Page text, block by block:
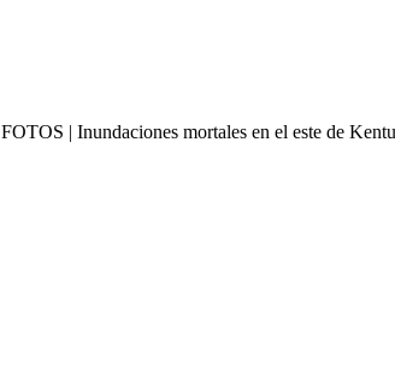
FOTOS | Inundaciones mortales en el este de